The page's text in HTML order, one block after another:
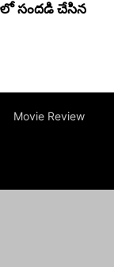
సందడి చేసిన
Movie Review